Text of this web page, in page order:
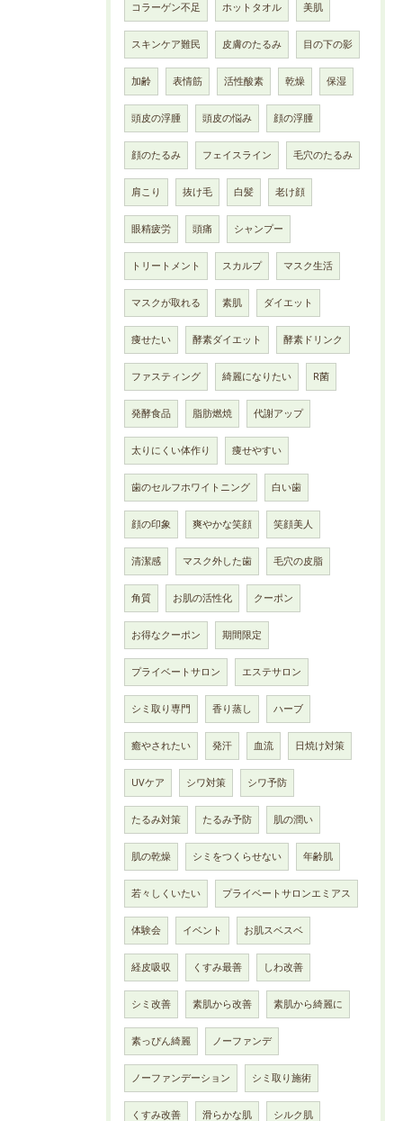
コラーゲン不足 ホットタオル 美肌
スキンケア難民 皮膚のたるみ 目の下の影
加齢 表情筋 活性酸素 乾燥 保湿
頭皮の浮腫 頭皮の悩み 顔の浮腫
顔のたるみ フェイスライン 毛穴のたるみ
肩こり 抜け毛 白髪 老け顔
眼精疲労 頭痛 シャンプー
トリートメント スカルプ マスク生活
マスクが取れる 素肌 ダイエット
痩せたい 酵素ダイエット 酵素ドリンク
ファスティング 綺麗になりたい R菌
発酵食品 脂肪燃焼 代謝アップ
太りにくい体作り 痩せやすい
歯のセルフホワイトニング 白い歯
顔の印象 爽やかな笑顔 笑顔美人
清潔感 マスク外した歯 毛穴の皮脂
角質 お肌の活性化 クーポン
お得なクーポン 期間限定
プライベートサロン エステサロン
シミ取り専門 香り蒸し ハーブ
癒やされたい 発汗 血流 日焼け対策
UVケア シワ対策 シワ予防
たるみ対策 たるみ予防 肌の潤い
肌の乾燥 シミをつくらせない 年齢肌
若々しくいたい プライベートサロンエミアス
体験会 イベント お肌スベスベ
経皮吸収 くすみ最善 しわ改善
シミ改善 素肌から改善 素肌から綺麗に
素っぴん綺麗 ノーファンデ
ノーファンデーション シミ取り施術
くすみ改善 滑らかな肌 シルク肌